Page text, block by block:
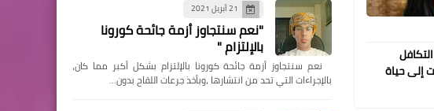
إلى حياة
06 يوليو 2026
سحر الجبالي… الإعلام حين يصبح صدقًا
26 يونيو 2026
تهزه الأكاذيب"
اخبار
الدار البيضاء تعزز موقعها
21 أبريل 2021
"نعم سنتجاوز أزمة جائحة كورونا
بالإلتزام "
‏ نعم سنتجاوز أزمة جائحة كورونا بالإلتزام بشكل أكبر مما كان،
بالإجراءات التي تحد من انتشارها ،وبأخذ جرعات اللقاح بدون…